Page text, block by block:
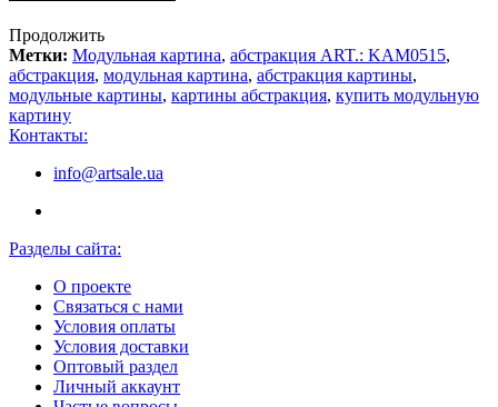
Продолжить
Метки: Модульная картина, абстракция ART.: KAM0515,
абстракция, модульная картина, абстракция картины,
модульные картины, картины абстракция, купить модульную
картину
Контакты:
info@artsale.ua
Разделы сайта:
О проекте
Связаться с нами
Условия оплаты
Условия доставки
Оптовый раздел
Личный аккаунт